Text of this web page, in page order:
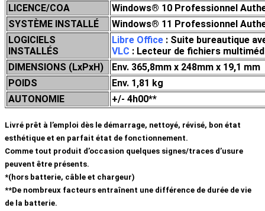
LICENCE/COA
Windows® 10 Professionnel
SYSTÈME INSTALLÉ
Windows® 11 Professionnel
LOGICIELS
INSTALLÉS
Libre Office : Suite bureautique
VLC : Lecteur de fichiers
DIMENSIONS (LxPxH)
Env. 365,8mm x 248mm x 19,1 mm
POIDS
Env. 1,81 kg
AUTONOMIE
+/- 4h00**
Livré prêt à l’emploi dès le démarrage, nettoyé, révisé, bon état
esthétique et en parfait état de fonctionnement.
Comme tout produit d’occasion quelques signes/traces d’usure
peuvent être présents.
*(hors batterie, câble et chargeur)
**De nombreux facteurs entraînent une différence de durée de vie
de la batterie.